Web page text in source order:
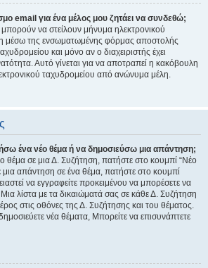
email για ένα μέλος μου ζητάει να συνδεθώ;
να στείλουν μήνυμα ηλεκτρονικού
μέσω της ενσωματωμένης φόρμας αποστολής
και μόνο αν ο διαχειριστής έχει
Αυτό γίνεται για να αποτραπεί η κακόβουλη
ταχυδρομείου από ανώνυμα μέλη.
ένα νέο θέμα ή να δημοσιεύσω μια απάντηση;
θέμα σε μια Δ. Συζήτηση, πατήστε στο κουμπί “Νέο
μια απάντηση σε ένα θέμα, πατήστε στο κουμπί
να εγγραφείτε προκειμένου να μπορέσετε να
λίστα με τα δικαιώματά σας σε κάθε Δ. Συζήτηση
στις οθόνες της Δ. Συζήτησης και του θέματος.
νέα θέματα, Μπορείτε να επισυνάπτετε